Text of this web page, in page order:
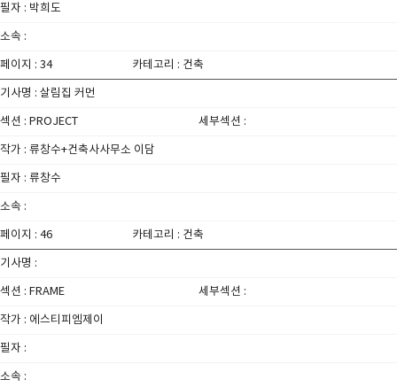
필자 : 박희도
소속 :
페이지 : 34 카테고리 : 건축
기사명 : 살림집 커먼
섹션 : PROJECT 세부섹션 :
작가 : 류창수+건축사사무소 이담
필자 : 류창수
소속 :
페이지 : 46 카테고리 : 건축
기사명 :
섹션 : FRAME 세부섹션 :
작가 : 에스티피엠제이
필자 :
소속 :